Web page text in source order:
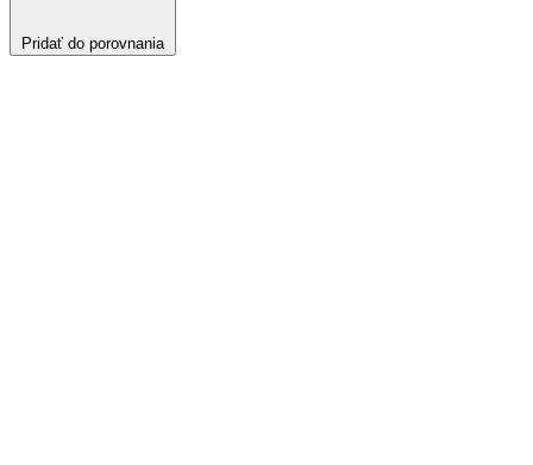
Pridať do porovnania